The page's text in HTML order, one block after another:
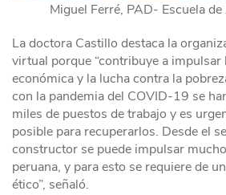
Miguel Ferré, PAD- Escuela
La doctora Castillo destaca la
virtual porque “contribuye a impulsar
económica y la lucha contra la
con la pandemia del COVID-19 se
miles de puestos de trabajo y es
posible para recuperarlos. Desde el
constructor se puede impulsar
peruana, y para esto se requiere de
ético”, señaló.